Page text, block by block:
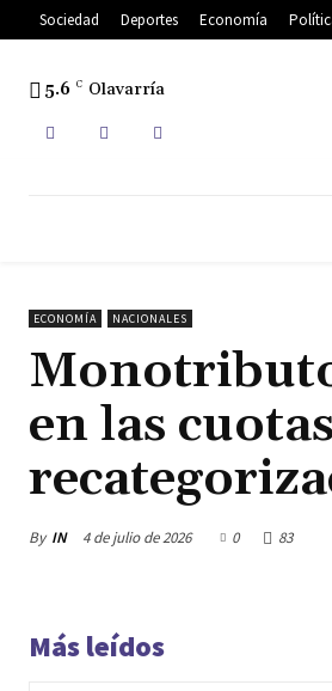
Sociedad Deportes Economía
5.6 C Olavarría
ECONOMÍA NACIONALES
en las
By IN 4 de julio de 2026 0 83
Más leídos